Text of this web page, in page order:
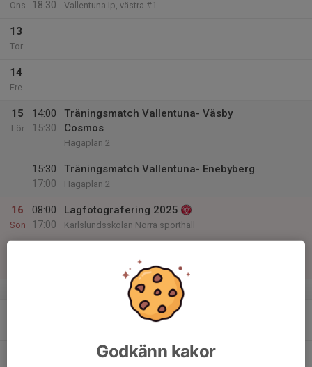
Ons
18:30
Vallentuna Ip, västra #1
13
Tor
14
Fre
15
Lör
14:00
15:30
Träningsmatch Vallentuna- Väsby
Cosmos
Hagaplan 2
15:30
17:00
Träningsmatch Vallentuna- Enebyberg
Hagaplan 2
16
Sön
08:00
17:00
Lagfotografering 2025
Karlslundsskolan Norra sporthall
v.12
Godkänn kakor